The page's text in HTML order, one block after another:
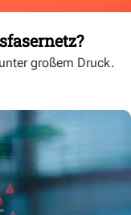
großem Druck.